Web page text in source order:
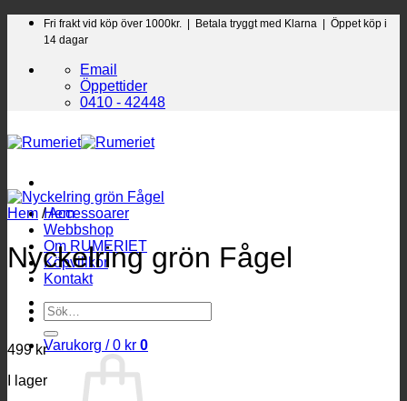
Skip
Fri frakt vid köp över 1000kr. |
Betala tryggt med Klarna | Öppet köp i
14 dagar
Email
Öppettider
0410 - 42448
Hem
Webbshop
Om RUMERIET
Köpvillkor
Kontakt
Sök
efter:
Varukorg /0 kr 0
Hem /Accessoarer
Nyckelring grön Fågel
499 kr
I lager